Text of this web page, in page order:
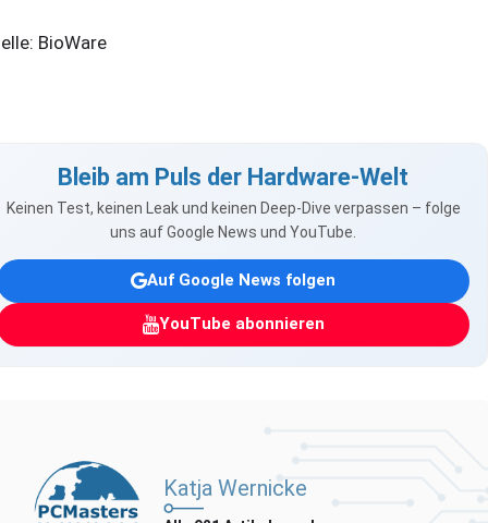
BioWare
Bleib am Puls der Hardware-Welt
Keinen Test, keinen Leak und keinen Deep-Dive verpassen – folge
uns auf Google News und YouTube.
Auf Google News folgen
YouTube abonnieren
Katja Wernicke